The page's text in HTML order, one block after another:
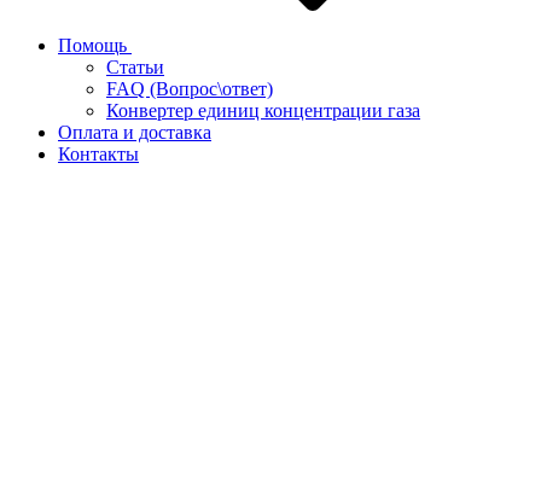
Помощь
Статьи
FAQ (Вопрос\ответ)
Конвертер единиц концентрации газа
Оплата и доставка
Контакты